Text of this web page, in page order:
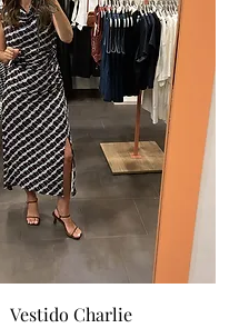
Vestido Charlie